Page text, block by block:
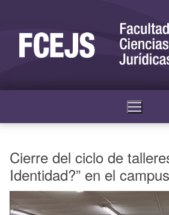
Cierre del ciclo de
Identidad?” en el